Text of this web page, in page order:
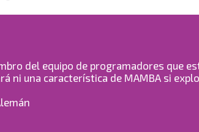
del equipo de programadores que
ni una característica de MAMBA si